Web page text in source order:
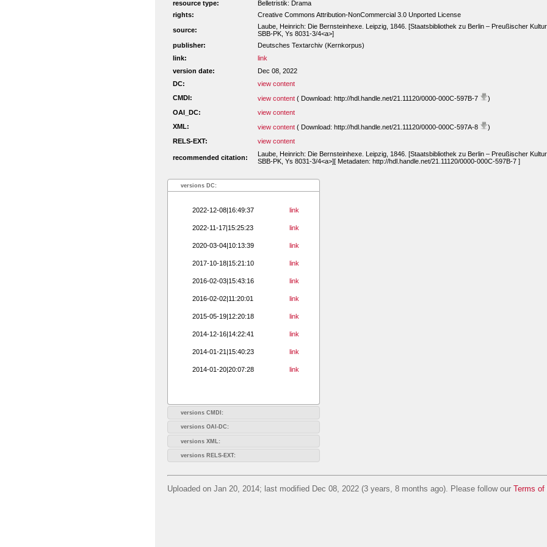
resource type:
Belletristik: Drama
rights:
Creative Commons Attribution-NonCommercial 3.0 Unported License
source:
Laube, Heinrich: Die Bernsteinhexe. Leipzig, 1846. [Staatsbibliothek zu Berlin – Preußischer
SBB-PK, Ys 8031-3/4<a>]
publisher:
Deutsches Textarchiv (Kernkorpus)
link:
link
version date:
Dec 08, 2022
DC:
view content
CMDI:
view content ( Download: http://hdl.handle.net/21.11120/0000-000C-597B-7
)
OAI_DC:
view content
XML:
view content ( Download: http://hdl.handle.net/21.11120/0000-000C-597A-8
)
RELS-EXT:
view content
recommended citation:
Laube, Heinrich: Die Bernsteinhexe. Leipzig, 1846. [Staatsbibliothek zu Berlin – Preußischer
SBB-PK, Ys 8031-3/4<a>][ Metadaten: http://hdl.handle.net/21.11120/0000-000C-597B-7 ]
versions DC:
2022-12-08|16:49:37 link
2022-11-17|15:25:23 link
2020-03-04|10:13:39 link
2017-10-18|15:21:10 link
2016-02-03|15:43:16 link
2016-02-02|11:20:01 link
2015-05-19|12:20:18 link
2014-12-16|14:22:41 link
2014-01-21|15:40:23 link
2014-01-20|20:07:28 link
versions CMDI:
versions OAI-DC:
versions XML:
versions RELS-EXT:
Uploaded on Jan 20, 2014; last modified Dec 08, 2022 (3 years, 8 months ago). Please follow our Terms of